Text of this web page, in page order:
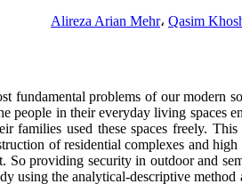
Alireza Arian Mehr، Qasim
fundamental problems of our modern
people in their everyday living spaces
families used these spaces freely.
of residential complexes and
So providing securityin outdoor and
using the analytical-descriptive